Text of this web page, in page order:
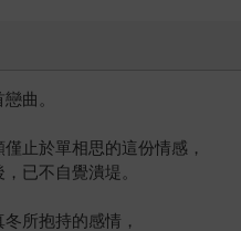
曲。
止於單相思的這份情感，
已不自覺潰堤。
所抱持的感情，